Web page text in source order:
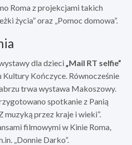
Roma z projekcjami takich
życia” oraz „Pomoc domowa”.
dla dzieci„Mail RT selfie”
Kończyce. Równocześnie
trwa wystawa Makoszowy.
spotkanie z Panią
muzyką przez kraje i wieki”.
filmowymi w Kinie Roma,
„Donnie Darko”.